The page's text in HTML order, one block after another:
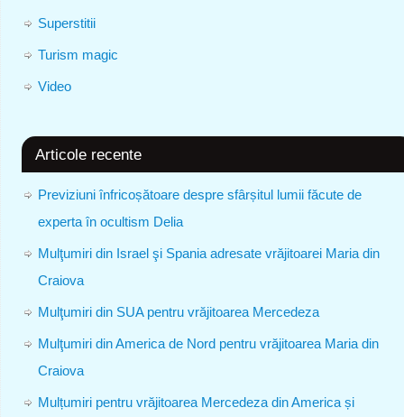
Superstitii
Turism magic
Video
Articole recente
Previziuni înfricoșătoare despre sfârșitul lumii făcute de
experta în ocultism Delia
Mulţumiri din Israel şi Spania adresate vrăjitoarei Maria din
Craiova
Mulţumiri din SUA pentru vrăjitoarea Mercedeza
Mulţumiri din America de Nord pentru vrăjitoarea Maria din
Craiova
Mulțumiri pentru vrăjitoarea Mercedeza din America și